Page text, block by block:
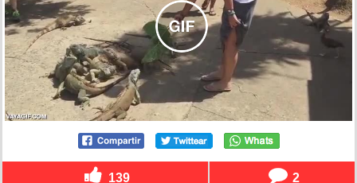
139 2